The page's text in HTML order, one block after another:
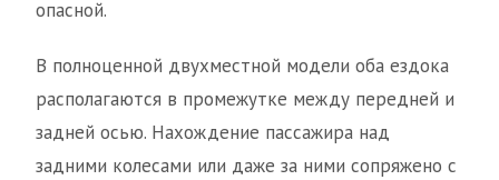
опасной.
В полноценной двухместной модели оба ездока
располагаются в промежутке между передней и
задней осью. Нахождение пассажира над
задними колесами или даже за ними сопряжено с